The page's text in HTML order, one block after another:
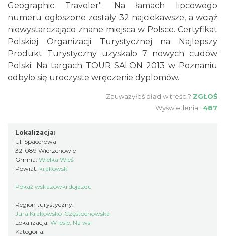
Geographic Traveler". Na łamach lipcowego
numeru ogłoszone zostały 32 najciekawsze, a wciąż
niewystarczająco znane miejsca w Polsce. Certyfikat
Polskiej Organizacji Turystycznej na Najlepszy
Produkt Turystyczny uzyskało 7 nowych cudów
Polski. Na targach TOUR SALON 2013 w Poznaniu
odbyło się uroczyste wręczenie dyplomów.
Zauważyłeś błąd w treści? ZGŁOŚ
Wyświetlenia: 487
Lokalizacja:
Ul. Spacerowa
32-089 Wierzchowie
Gmina: Wielka Wieś
Powiat: krakowski
Pokaż wskazówki dojazdu
Region turystyczny:
Jura Krakowsko-Częstochowska
Lokalizacja: W lesie, Na wsi
Kategoria: